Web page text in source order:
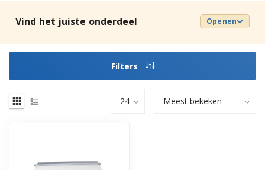
Vind het juiste onderdeel Openen
Filters